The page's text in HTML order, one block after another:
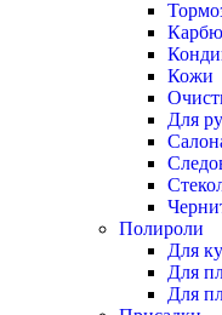
Кожи
Для
Полироли
Для
Для
Для